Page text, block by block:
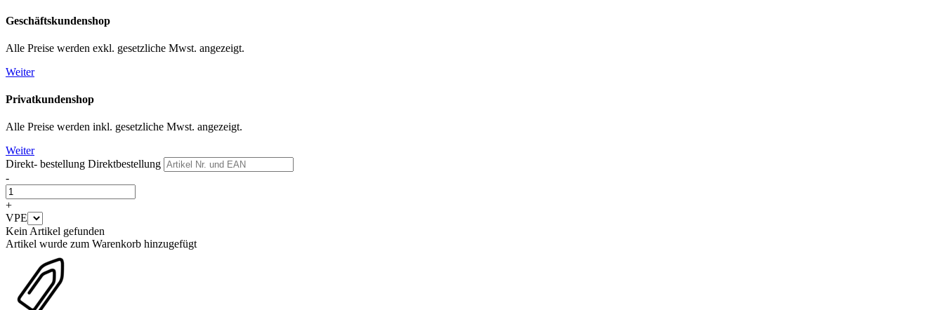
Geschäftskundenshop
Alle Preise werden exkl. gesetzliche Mwst. angezeigt.
Weiter
Privatkundenshop
Alle Preise werden inkl. gesetzliche Mwst. angezeigt.
Weiter
Direkt- bestellung Direktbestellung
-
+
VPE
Kein Artikel gefunden
Artikel wurde zum Warenkorb hinzugefügt